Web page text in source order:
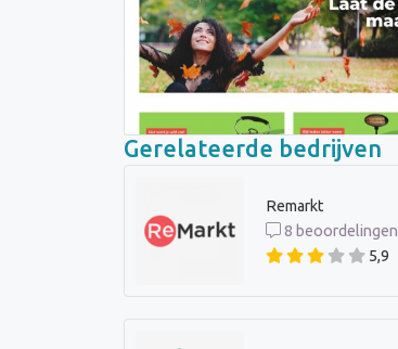
Gerelateerde bedrijven
Remarkt
8 beoordelingen
5,9